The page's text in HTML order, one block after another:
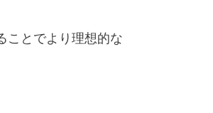
ことでより理想的な